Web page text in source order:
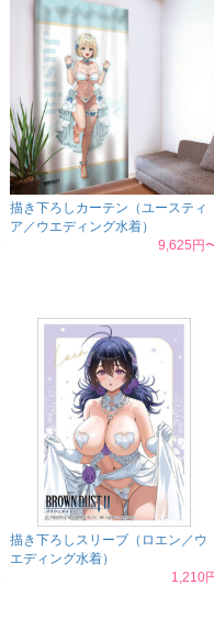
描き下ろしカーテン（ユースティ
ア／ウエディング水着）
9,625円
描き下ろしスリーブ（ロエン／ウ
エディング水着）
1,210